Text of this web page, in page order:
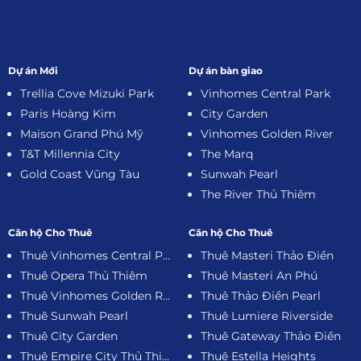
Dự án Mới
Trellia Cove Mizuki Park
Paris Hoàng Kim
Maison Grand Phú Mỹ
T&T Millennia City
Gold Coast Vũng Tàu
Dự án bàn giao
Vinhomes Central Park
City Garden
Vinhomes Golden River
The Marq
Sunwah Pearl
The River Thủ Thiêm
Căn hộ Cho Thuê
Thuê Vinhomes Central Park
Thuê Opera Thủ Thiêm
Thuê Vinhomes Golden River
Thuê Sunwah Pearl
Thuê City Garden
Thuê Empire City Thủ Thiêm
Căn hộ Cho Thuê
Thuê Masteri Thảo Điền
Thuê Masteri An Phú
Thuê Thảo Điền Pearl
Thuê Lumiere Riverside
Thuê Gateway Thảo Điền
Thuê Estella Heights